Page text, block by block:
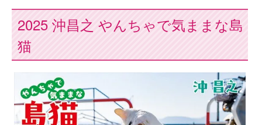
2025 沖昌之 やんちゃで気ままな島
猫